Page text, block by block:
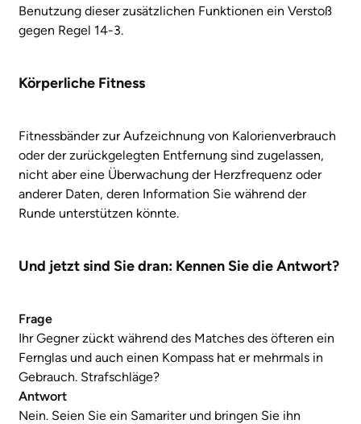
Benutzung dieser zusätzlichen Funktionen ein Verstoß
gegen Regel 14-3.
Körperliche Fitness
Fitnessbänder zur Aufzeichnung von Kalorienverbrauch
oder der zurückgelegten Entfernung sind zugelassen,
nicht aber eine Überwachung der Herzfrequenz oder
anderer Daten, deren Information Sie während der
Runde unterstützen könnte.
Und jetzt sind Sie dran: Kennen Sie die Antwort?
Frage
Ihr Gegner zückt während des Matches des öfteren ein
Fernglas und auch einen Kompass hat er mehrmals in
Gebrauch. Strafschläge?
Antwort
Nein. Seien Sie ein Samariter und bringen Sie ihn